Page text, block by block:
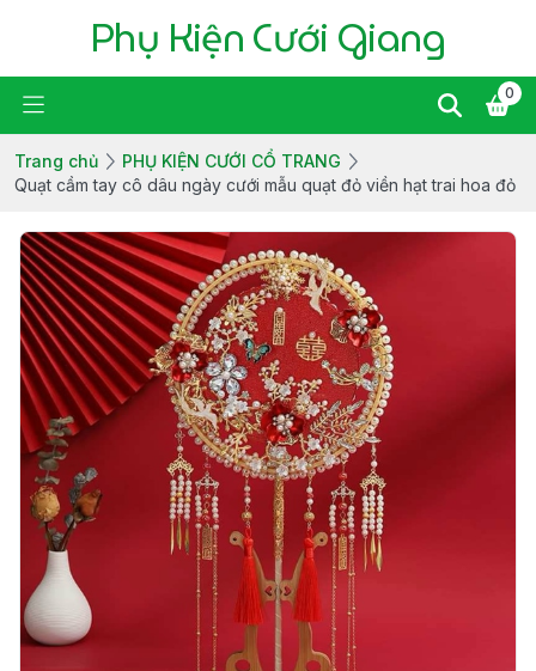
Phụ Kiện Cưới Giang
0
Trang chủ
PHỤ KIỆN CƯỚI CỔ TRANG
Quạt cầm tay cô dâu ngày cưới mẫu quạt đỏ viền hạt trai hoa đỏ